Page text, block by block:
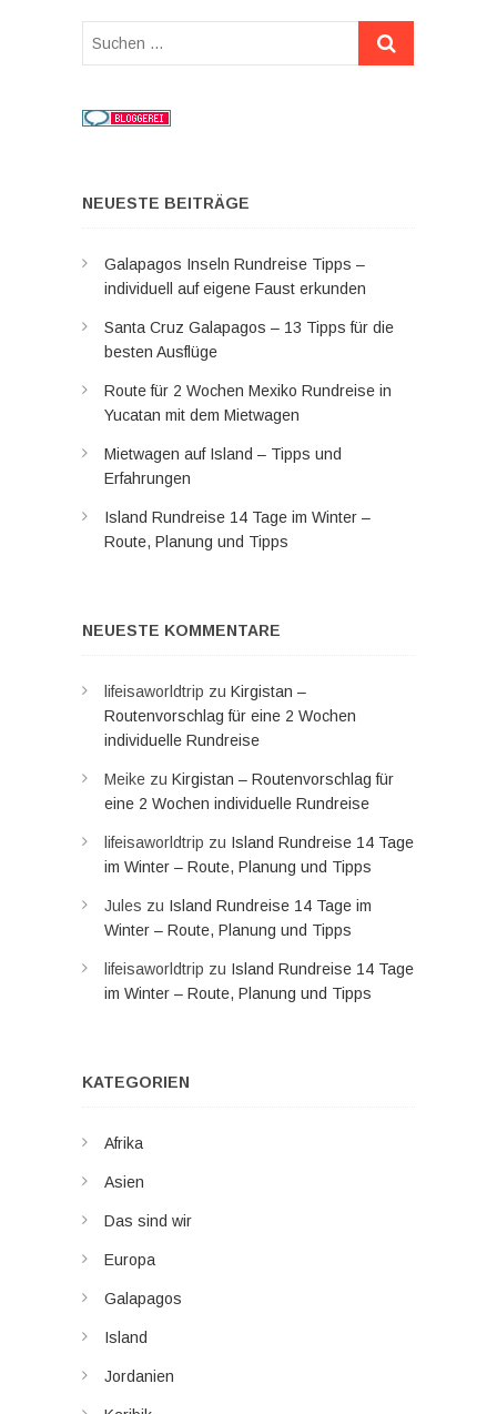
Suchen
NEUESTE BEITRÄGE
Galapagos Inseln Rundreise Tipps –
individuell auf eigene Faust erkunden
Santa Cruz Galapagos – 13 Tipps für die
besten Ausflüge
Route für 2 Wochen Mexiko Rundreise in
Yucatan mit dem Mietwagen
Mietwagen auf Island – Tipps und
Erfahrungen
Island Rundreise 14 Tage im Winter –
Route, Planung und Tipps
NEUESTE KOMMENTARE
lifeisaworldtrip zu Kirgistan –
Routenvorschlag für eine 2 Wochen
individuelle Rundreise
Meike zu Kirgistan – Routenvorschlag für
eine 2 Wochen individuelle Rundreise
lifeisaworldtrip zu Island Rundreise 14 Tage
im Winter – Route, Planung und Tipps
Jules zu Island Rundreise 14 Tage im
Winter – Route, Planung und Tipps
lifeisaworldtrip zu Island Rundreise 14 Tage
im Winter – Route, Planung und Tipps
KATEGORIEN
Afrika
Asien
Das sind wir
Europa
Galapagos
Island
Jordanien